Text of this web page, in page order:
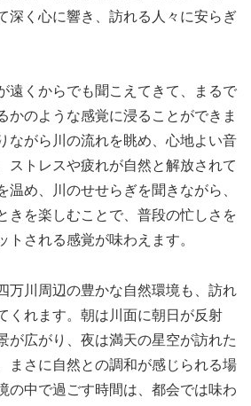
深く心に響き、訪れる人々に安らぎ
遠くからでも聞こえてきて、まるで
かのような感覚に浸ることができま
ながら川の流れを眺め、心地よい音
ストレスや疲れが自然と解放されて
温め、川のせせらぎを聞きながら、
きを楽しむことで、普段の忙しさを
トされる感覚が味わえます。
万川周辺の豊かな自然環境も、訪れ
くれます。朝は川面に朝日が反射
が広がり、夜は満天の星空が訪れた
まさに自然との調和が感じられる場
の中で過ごす時間は、都会では味わ